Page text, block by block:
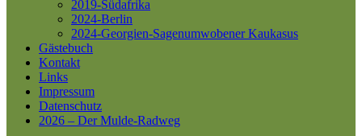
2019-Südafrika
2024-Berlin
2024-Georgien-Sagenumwobener Kaukasus
Gästebuch
Kontakt
Links
Impressum
Datenschutz
2026 – Der Mulde-Radweg